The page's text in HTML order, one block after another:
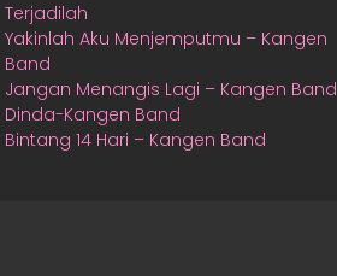
Terjadilah
Yakinlah Aku Menjemputmu – Kangen
Band
Jangan Menangis Lagi – Kangen Band
Dinda-Kangen Band
Bintang 14 Hari – Kangen Band